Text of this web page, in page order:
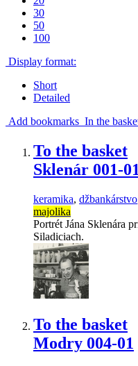
30
50
100
Display format:
Short
Detailed
Add bookmarks In the
To the basket
Sklenár 001-
keramika, džbankárstvo
majolika
Portrét Jána Sklenára
Siladiciach.
To the basket
Modry 004-01